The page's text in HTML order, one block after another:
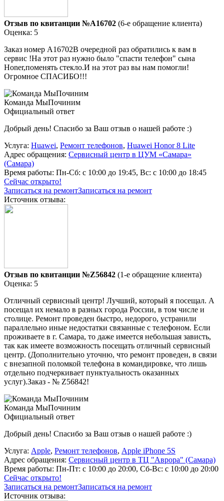
Отзыв по квитанции №A16702 (6-е обращение клиента)
Оценка: 5
Заказ номер А16702В очередной раз обратились к вам в
сервис !На этот раз нужно было "спасти телефон" сына
Honer,поменять стекло.И на этот раз вы нам помогли!
Огромное СПАСИБО!!!
Команда МыПочиним
Официальный ответ
Добрый день! Спасибо за Ваш отзыв о нашей работе :)
Услуга: Huawei, Ремонт телефонов, Huawei Honor 8 Lite
Адрес обращения: Сервисный центр в ЦУМ «Самара»
(Самара)
Время работы: Пн-Сб: с 10:00 до 19:45, Вс: с 10:00 до 18:45
Сейчас открыто!
Записаться на ремонтЗаписаться на ремонт
Источник отзыва:
Отзыв по квитанции №Z56842 (1-е обращение клиента)
Оценка: 5
Отличный сервисный центр! Лучший, который я посещал. А
посещал их немало в разных города России, в том числе и
столице. Ремонт проведен быстро, недорого, устранили
параллельно иные недостатки связанные с телефоном. Если
проживаете в г. Самара, то даже имеется небольшая зависть,
так как имеете возможность посещать отличный сервисный
центр. (Дополнительно уточню, что ремонт проведен, в связи
с внезапной поломкой телефона в командировке, что лишь
отдельно подчеркивает пунктуальность оказанных
услуг).Заказ - № Z56842!
Команда МыПочиним
Официальный ответ
Добрый день! Спасибо за Ваш отзыв о нашей работе :)
Услуга: Apple, Ремонт телефонов, Apple iPhone 5S
Адрес обращения: Сервисный центр в ТЦ "Аврора" (Самара)
Время работы: Пн-Пт: с 10:00 до 20:00, Сб-Вс: с 10:00 до 20:00
Сейчас открыто!
Записаться на ремонтЗаписаться на ремонт
Источник отзыва: